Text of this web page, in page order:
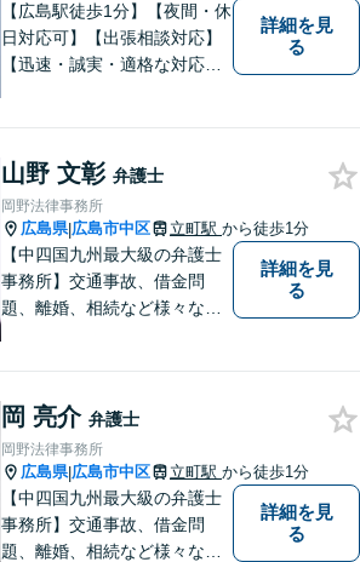
【広島駅徒歩1分】【夜間・休
日対応可】【出張相談対応】
【迅速・誠実・適格な対応】
重視しています。また、弊事
務所は迅速な対応・回答を最
優先にしています。
詳細を見
る
山野 文彰 弁護士
岡野法律事務所
広島県|広島市中区 立町駅 から徒歩1分
【中四国九州最大級の弁護士
事務所】交通事故、借金問
題、離婚、相続など様々な問
い！
詳細を見
る
岡 亮介 弁護士
岡野法律事務所
広島県|広島市中区 立町駅 から徒歩1分
【中四国九州最大級の弁護士
事務所】交通事故、借金問
題、離婚、相続など様々な問
詳細を見
る